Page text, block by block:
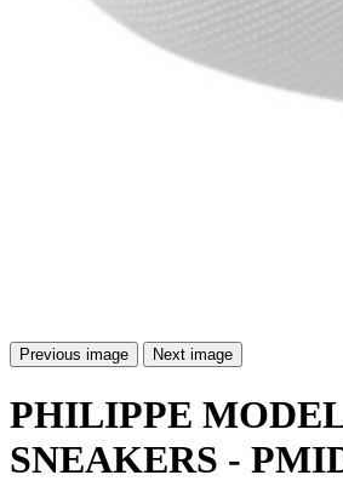
Previous image Next image
PHILIPPE
SNEAKERS -